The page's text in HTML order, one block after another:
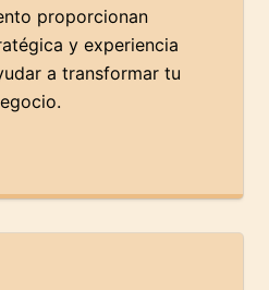
proporcionan
y experiencia
a transformar tu